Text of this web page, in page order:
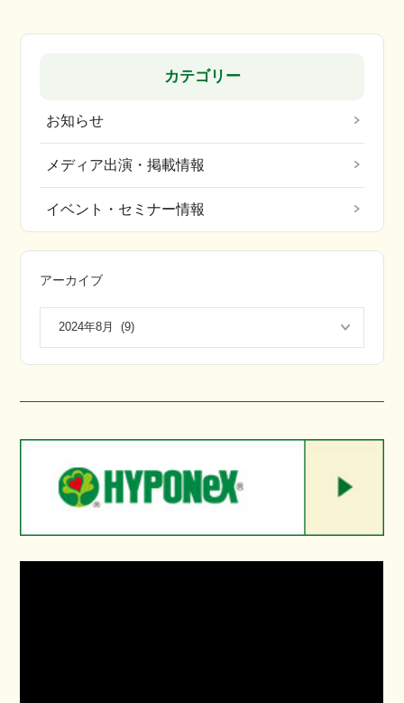
カテゴリー
お知らせ
メディア出演・掲載情報
イベント・セミナー情報
アーカイブ